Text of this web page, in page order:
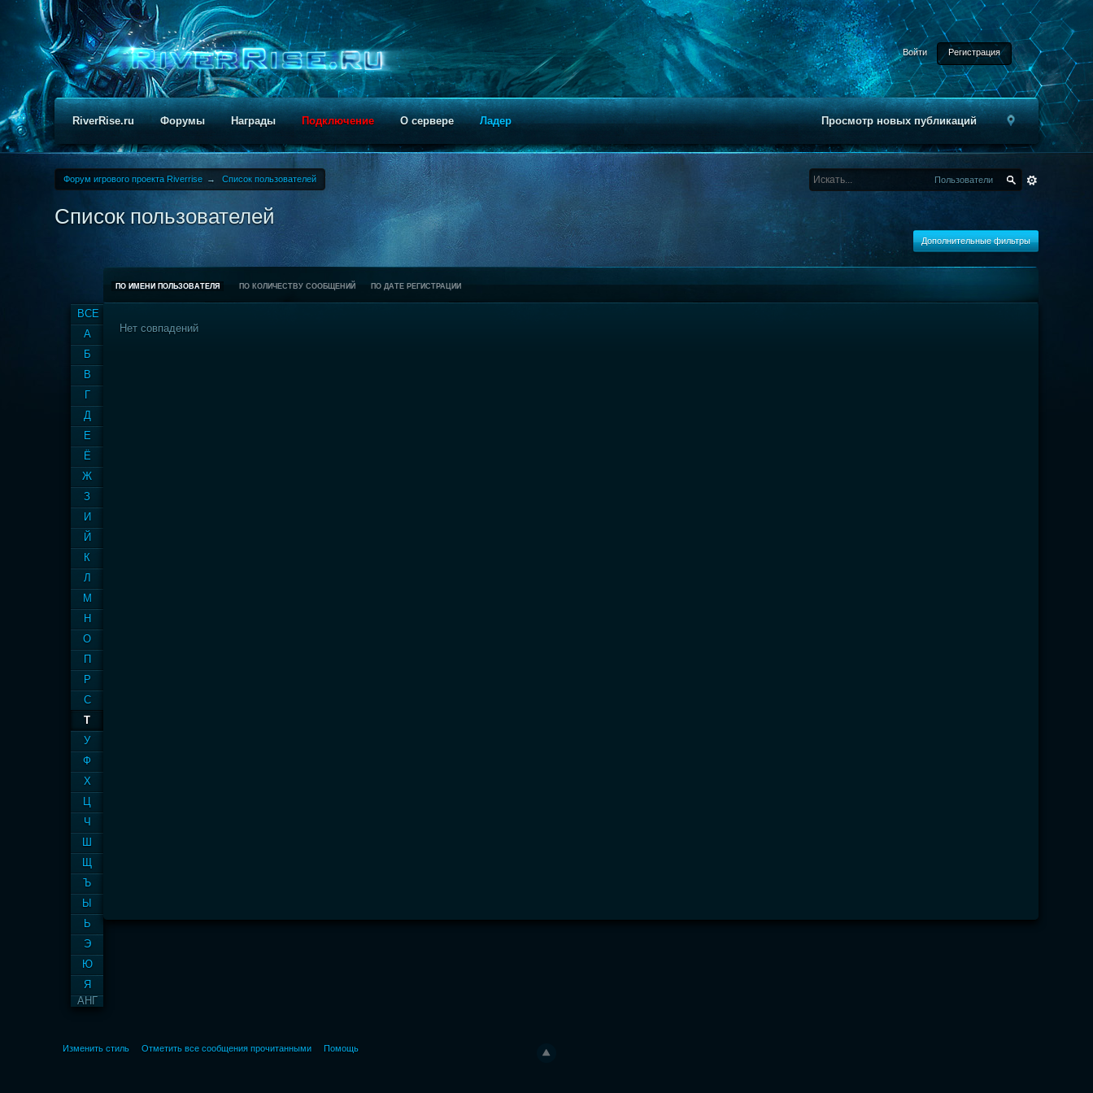
Войти Регистрация
Просмотр новых публикаций
RiverRise.ru Форумы Награды Подключение О сервере Ладер
Форум игрового проекта Riverrise → Список пользователей Пользователи
Список пользователей
Дополнительные фильтры
ВСЕ
А
Б
В
Г
Д
Е
Ё
Ж
З
И
Й
К
Л
М
Н
О
П
Р
С
Т
У
Ф
Х
Ц
Ч
Ш
Щ
Ъ
Ы
Ь
Э
Ю
Я
АНГ
ПО ИМЕНИ ПОЛЬЗОВАТЕЛЯ ПО КОЛИЧЕСТВУ СООБЩЕНИЙ ПО ДАТЕ РЕГИСТРАЦИИ
Нет совпадений
Изменить стиль Отметить все сообщения прочитанными Помощь